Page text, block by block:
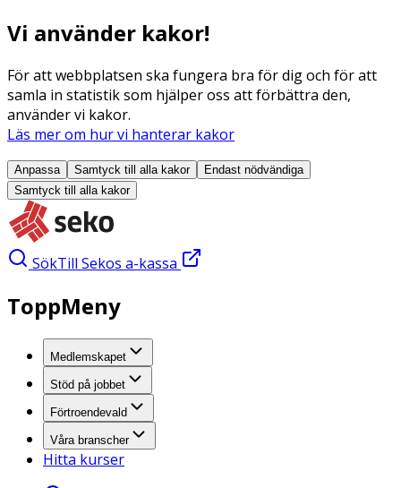
Vi använder kakor!
För att webbplatsen ska fungera bra för dig och för att
samla in statistik som hjälper oss att förbättra den,
använder vi kakor.
Läs mer om hur vi hanterar kakor
Anpassa Samtyck till alla kakor
Endast nödvändiga
Samtyck till alla kakor
SökTill Sekos a-kassa
ToppMeny
Medlemskapet
Stöd på jobbet
Förtroendevald
Våra branscher
Hitta kurser